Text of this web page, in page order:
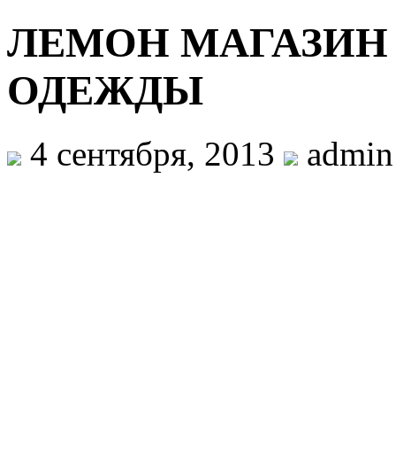
ЛЕМОН
ОДЕЖДЫ
4 сентября, 2013 admin